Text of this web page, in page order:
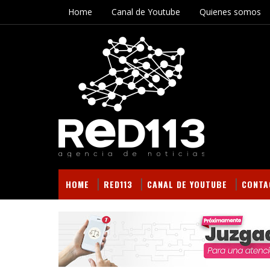
Home Canal de Youtube Quienes somos
HOME RED113 CANAL DE YOUTUBE